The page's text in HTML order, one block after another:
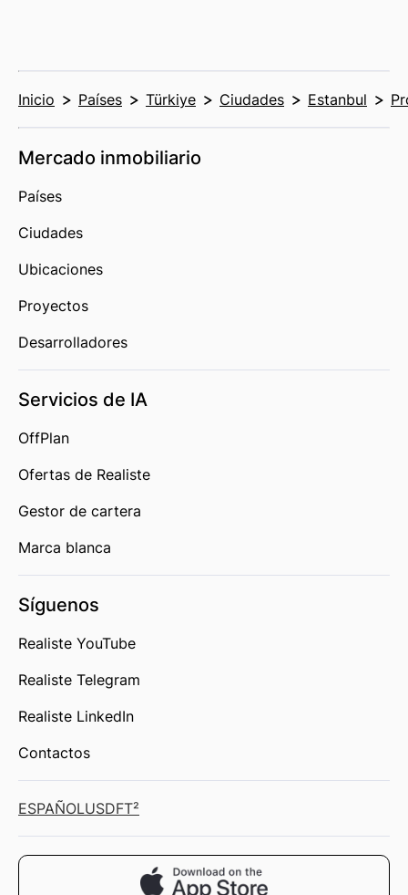
Inicio Países Türkiye Ciudades Estanbul
Mercado inmobiliario
Países
Ciudades
Ubicaciones
Proyectos
Desarrolladores
Servicios de IA
OffPlan
Ofertas de Realiste
Gestor de cartera
Marca blanca
Síguenos
Realiste YouTube
Realiste Telegram
Realiste LinkedIn
Contactos
ESPAÑOLUSDFT²